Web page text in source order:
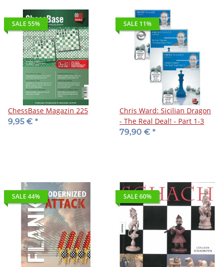
SALE 55%
ChessBase Magazin 225
9,95 € *
SALE 11%
Chris Ward: Sicilian Dragon
- The Real Deal! - Part 1-3
79,90 € *
SALE 44% SALE 60%